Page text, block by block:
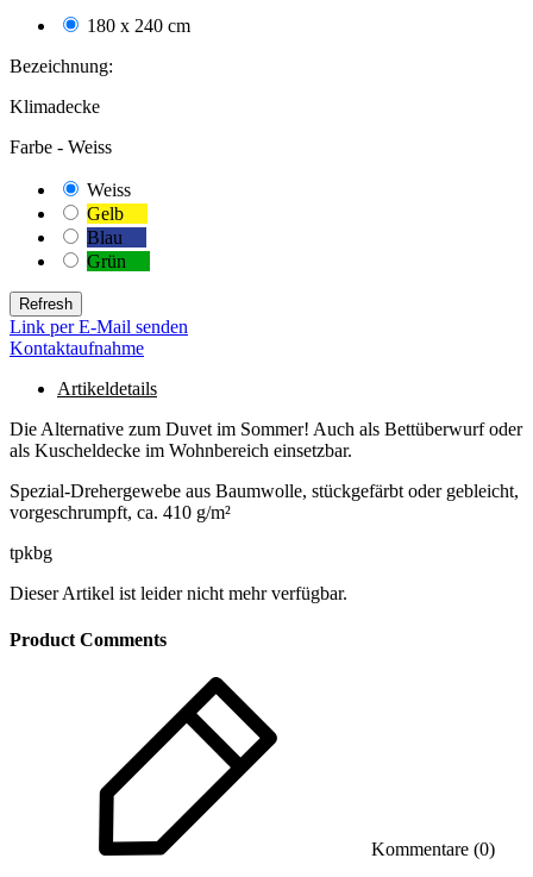
180 x 240 cm
Bezeichnung:
Klimadecke
Farbe - Weiss
Weiss
Gelb
Blau
Grün
Link per E-Mail senden
Kontaktaufnahme
Artikeldetails
Die Alternative zum Duvet im Sommer! Auch als Bettüberwurf oder
als Kuscheldecke im Wohnbereich einsetzbar.
Spezial-Drehergewebe aus Baumwolle, stückgefärbt oder gebleicht,
vorgeschrumpft, ca. 410 g/m²
tpkbg
Dieser Artikel ist leider nicht mehr verfügbar.
Product Comments
Kommentare (0)